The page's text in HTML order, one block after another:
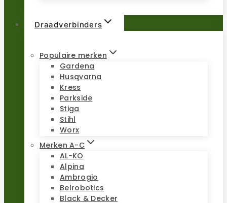
Draadverbinders
Populaire merken
Gardena
Husqvarna
Kress
Parkside
Stiga
Stihl
Worx
Merken A-C
AL-KO
Alpina
Ambrogio
Belrobotics
Black & Decker